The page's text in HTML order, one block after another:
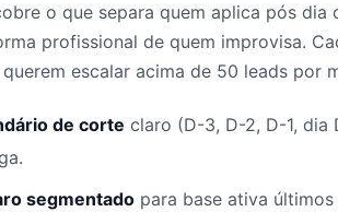
o que separa quem aplica pós dia
profissional de quem improvisa.
escalar acima de 50 leads por
de corte claro (D-3, D-2, D-1, dia
segmentado para base ativa